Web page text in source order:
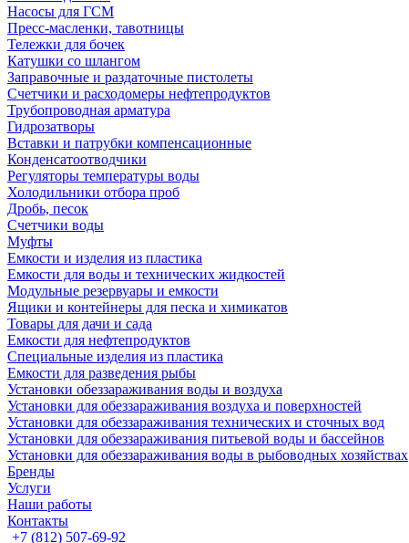
Насосы для ГСМ
Пресс-масленки, тавотницы
Тележки для бочек
Катушки со шлангом
Заправочные и раздаточные пистолеты
Счетчики и расходомеры нефтепродуктов
Трубопроводная арматура
Гидрозатворы
Вставки и патрубки компенсационные
Конденсатоотводчики
Регуляторы температуры воды
Холодильники отбора проб
Дробь, песок
Счетчики воды
Муфты
Емкости и изделия из пластика
Емкости для воды и технических жидкостей
Модульные резервуары и емкости
Ящики и контейнеры для песка и химикатов
Товары для дачи и сада
Емкости для нефтепродуктов
Специальные изделия из пластика
Емкости для разведения рыбы
Установки обеззараживания воды и воздуха
Установки для обеззараживания воздуха и поверхностей
Установки для обеззараживания технических и сточных вод
Установки для обеззараживания питьевой воды и бассейнов
Установки для обеззараживания воды в рыбоводных хозяйствах
Бренды
Услуги
Наши работы
Контакты
+7 (812) 507-69-92